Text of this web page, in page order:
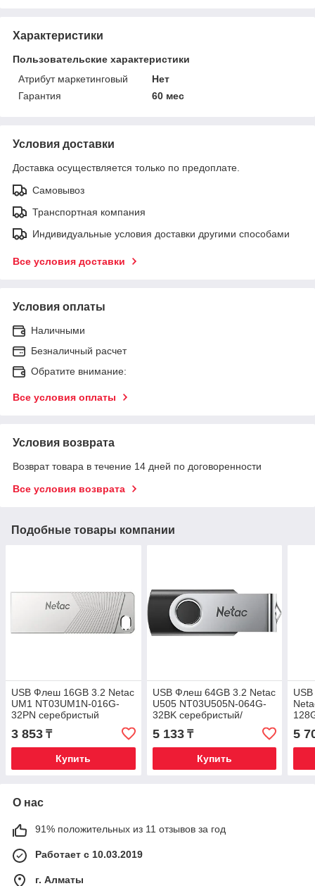
Характеристики
Пользовательские характеристики
Атрибут маркетинговый
Нет
Гарантия
60 мес
Условия доставки
Доставка осуществляется только по предоплате.
Самовывоз
Транспортная компания
Индивидуальные условия доставки другими способами
Все условия доставки
Условия оплаты
Наличными
Безналичный расчет
Обратите внимание:
Все условия оплаты
Условия возврата
Возврат товара в течение 14 дней по договоренности
Все условия возврата
Подобные товары компании
USB Флеш 16GB 3.2 Netac
UM1 NT03UM1N-016G-
32PN серебристый
3 853 ₸
Купить
USB Флеш 64GB 3.2 Netac
U505 NT03U505N-064G-
32BK серебристый/
5 133₸
Купить
5
О нас
91% положительных из 11 отзывов за год
Работает с 10.03.2019
г. Алматы